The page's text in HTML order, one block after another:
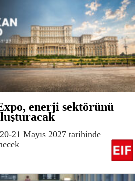
enerji sektörünü
21 Mayıs 2027 tarihinde